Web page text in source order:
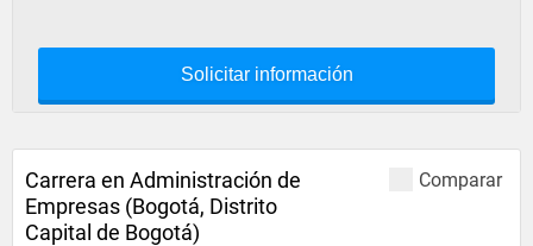
Solicitar información
Comparar
Carrera en Administración de
Empresas (Bogotá, Distrito
Capital de Bogotá)